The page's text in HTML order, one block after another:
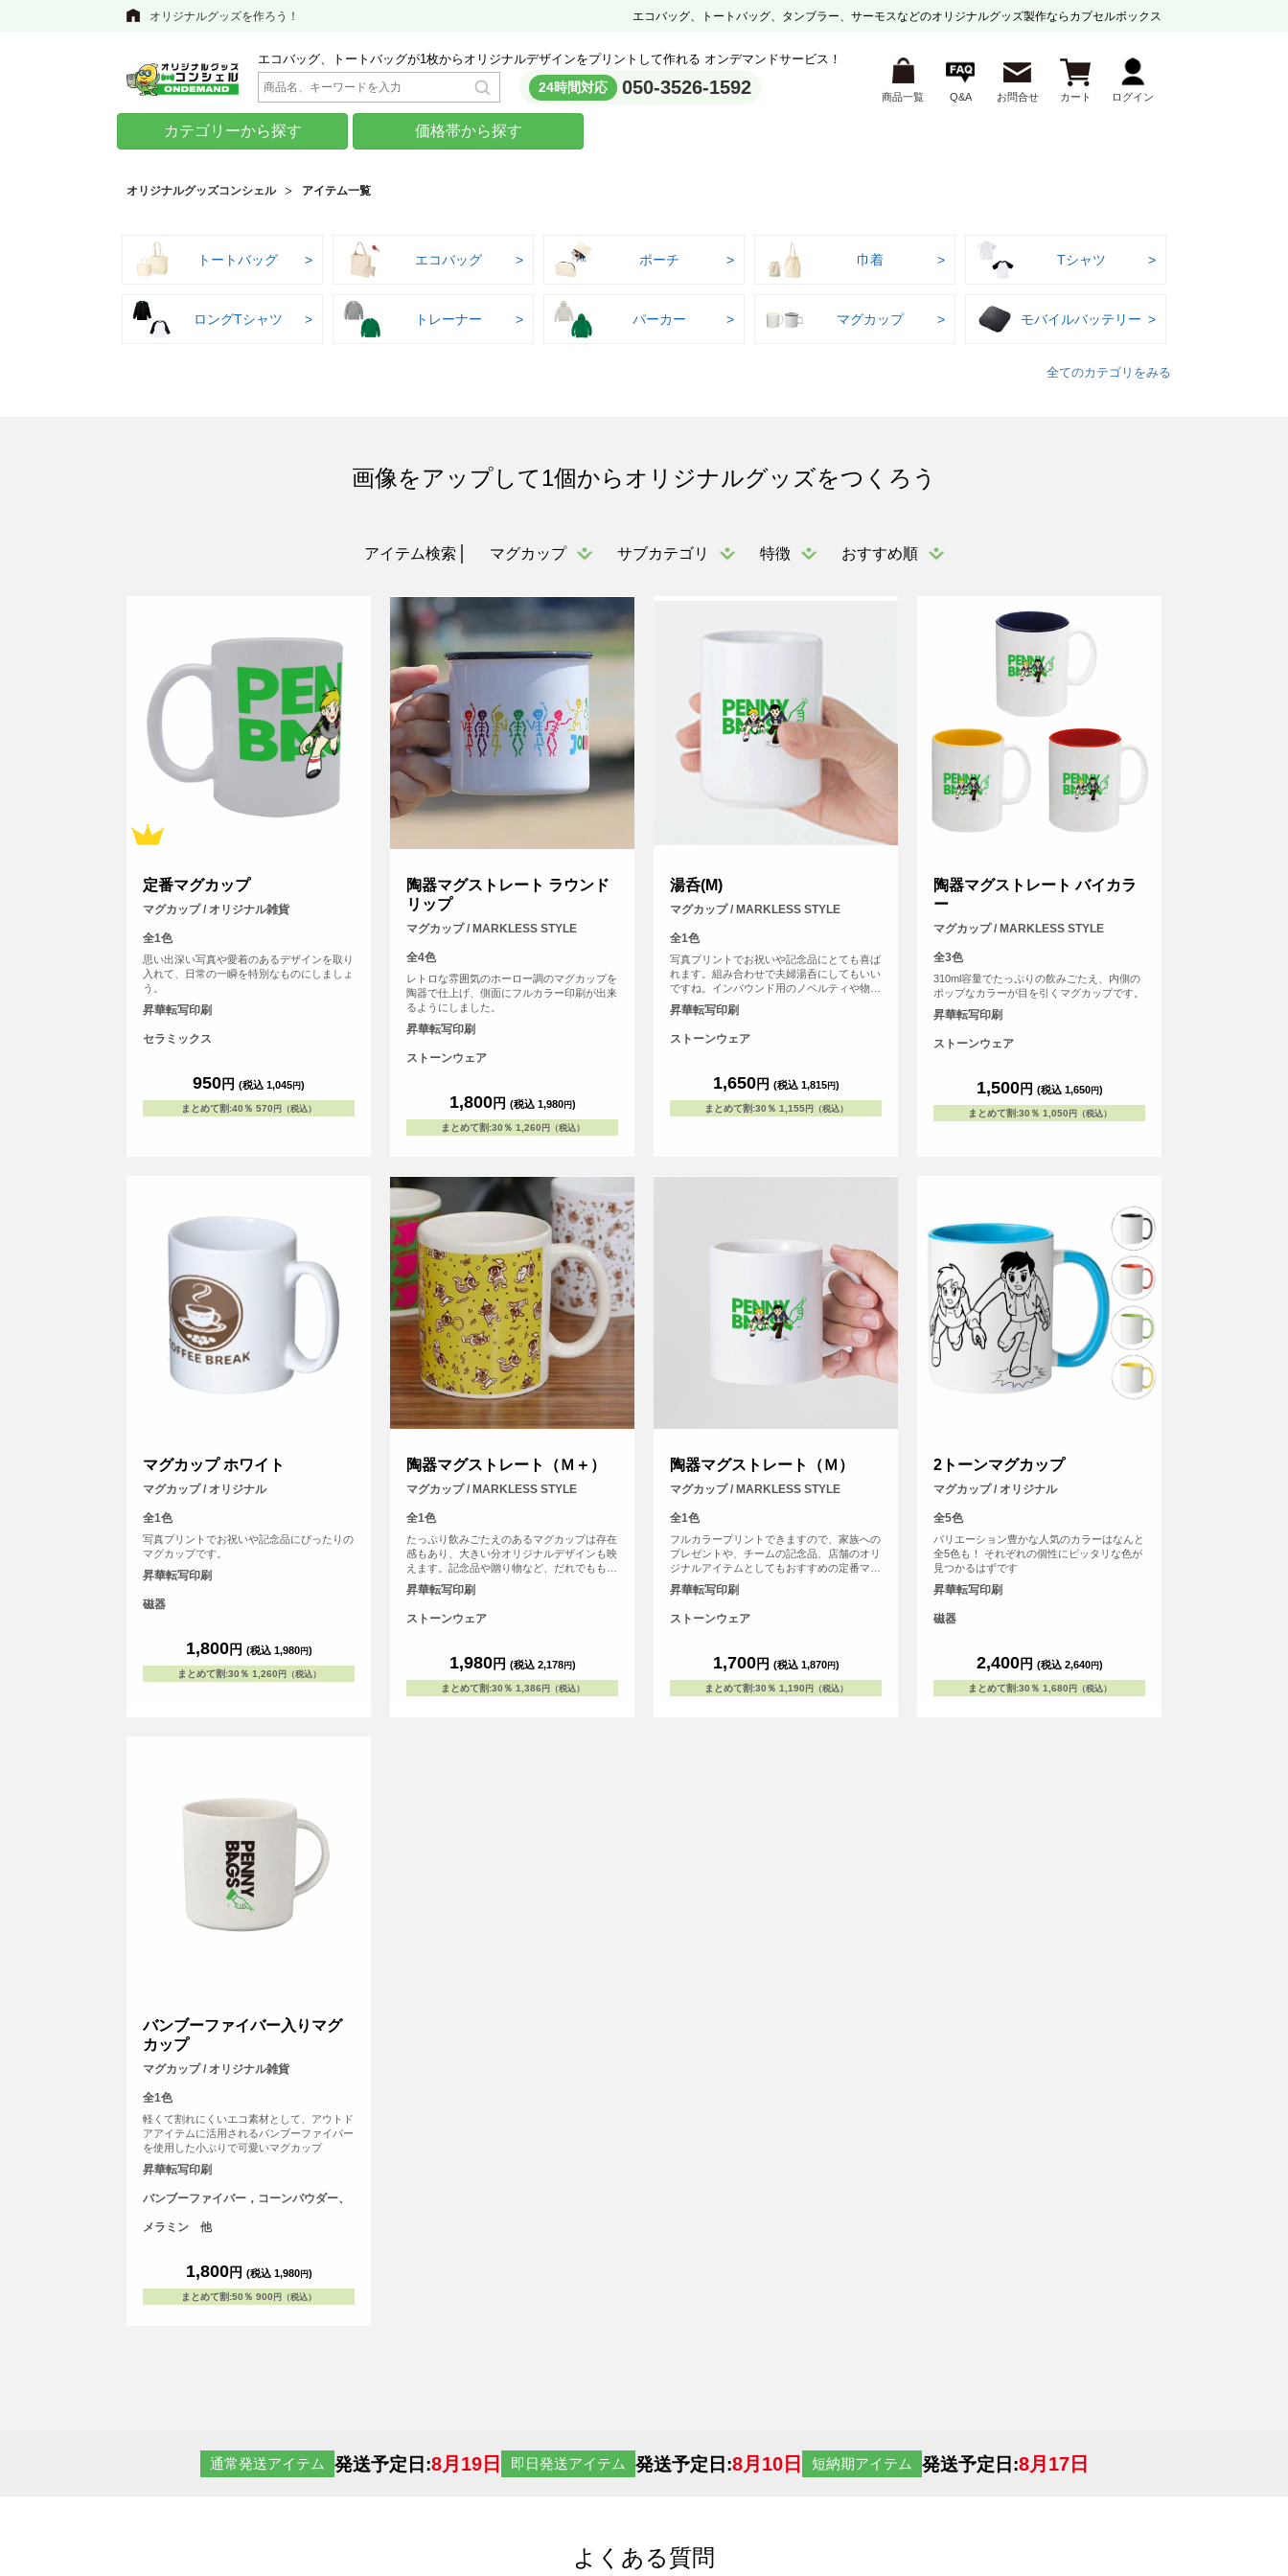
オリジナルグッズを作ろう！ エコバッグ、トートバッグ、タンブラー、サーモスなどのオリジナルグッズ製作ならカプセルボックス
エコバッグ、トートバッグが1枚からオリジナルデザインをプリントして作れる オンデマンドサービス！
24時間対応 050-3526-1592 商品一覧 Q&A お問合せ カート ログイン
カテゴリーから探す 価格帯から探す
オリジナルグッズコンシェル アイテム一覧
トートバッグ エコバッグ ポーチ 巾着 Tシャツ
ロングTシャツ トレーナー パーカー マグカップ モバイルバッテリー
全てのカテゴリをみる
画像をアップして1個からオリジナルグッズをつくろう
アイテム検索 マグカップ サブカテゴリ 特徴 おすすめ順
定番マグカップ
マグカップ / オリジナル雑貨
全1色
思い出深い写真や愛着のあるデザインを取り
入れて、日常の一瞬を特別なものにしましょ
う。
昇華転写印刷
セラミックス
950円 (税込 1,045 円)
まとめて割:40％ 570 円（税込）
陶器マグストレート ラウンド
リップ
マグカップ / MARKLESS STYLE
全4色
レトロな雰囲気のホーロー調のマグカップを
陶器で仕上げ、側面にフルカラー印刷が出来
るようにしました。
昇華転写印刷
ストーンウェア
1,800円 (税込 1,980円)
まとめて割:30％ 1,260 円（税込）
湯呑(M)
マグカップ / MARKLESS STYLE
全1色
写真プリントでお祝いや記念品にとても喜ば
れます。組み合わせで夫婦湯呑にしてもいい
ですね。インバウンド用のノベルティや物
販、お土産屋さんでの即席オリジナル湯呑み
として観光の名産品にしてみても！
昇華転写印刷
ストーンウェア
1,650円 (税込 1,815円)
まとめて割:30％ 1,155円（税込）
陶器マグストレート バイカラ
ー
マグカップ / MARKLESS STYLE
全3色
310ml容量でたっぷりの飲みごたえ、内側の
ポップなカラーが目を引くマグカップです。
昇華転写印刷
ストーンウェア
1,500円 (税込 1,650円)
まとめて割:30％ 1,050 円（税込）
マグカップ ホワイト
マグカップ / オリジナル
全1色
写真プリントでお祝いや記念品にぴったりの
マグカップです。
昇華転写印刷
磁器
1,800円 (税込 1,980円)
まとめて割:30％ 1,260 円（税込）
陶器マグストレート（Ｍ＋）
マグカップ / MARKLESS STYLE
全1色
たっぷり飲みごたえのあるマグカップは存在
感もあり、大きい分オリジナルデザインも映
えます。記念品や贈り物など、だれでももら
ってうれしい記念マグにオリジナルフルカラ
ープリント！
昇華転写印刷
ストーンウェア
1,980円 (税込 2,178円)
まとめて割:30％ 1,386 円（税込）
陶器マグストレート（Ｍ）
マグカップ / MARKLESS STYLE
全1色
フルカラープリントできますので、家族への
プレゼントや、チームの記念品、店舗のオリ
ジナルアイテムとしてもおすすめの定番マグ
カップです。
昇華転写印刷
ストーンウェア
1,700円 (税込 1,870円)
まとめて割:30％ 1,190 円（税込）
2トーンマグカップ
マグカップ / オリジナル
全5色
バリエーション豊かな人気のカラーはなんと
全5色も！ それぞれの個性にピッタリな色が
見つかるはずです
昇華転写印刷
磁器
2,400円 (税込 2,640円)
まとめて割:30％ 1,680 円（税込）
バンブーファイバー入りマグ
カップ
マグカップ / オリジナル雑貨
全1色
軽くて割れにくいエコ素材として、アウトド
アアイテムに活用されるバンブーファイバー
を使用した小ぶりで可愛いマグカップ
昇華転写印刷
バンブーファイバー，コーンパウダー、
メラミン 他
1,800円 (税込 1,980円)
まとめて割:50％ 900 円（税込）
通常発送アイテム 発送予定日:8月19日 即日発送アイテム 発送予定日:8月10日 短納期アイテム 発送予定日:8月17日
よくある質問